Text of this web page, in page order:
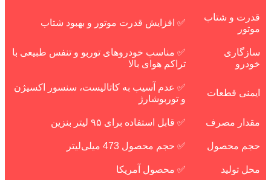
قدرت و شتاب
موتور
✅ افزایش قدرت موتور و بهبود شتاب
سازگاری
خودرو
✅ مناسب خودروهای توربو و تنفس طبیعی با
تراکم هوای بالا
ایمنی قطعات
✅ عدم آسیب به کاتالیست، سنسور اکسیژن
و توربوشارژ
مقدار مصرف ✅ قابل استفاده برای ۹۵ لیتر بنزین
حجم محصول ✅ حجم محصول 473 میلی‌لیتر
محل تولید ✅ محصول آمریکا